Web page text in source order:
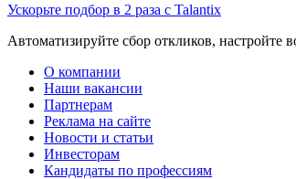
Ускорьте подбор в 2 раза с Talantix
Автоматизируйте сбор откликов, настройте
О компании
Наши вакансии
Партнерам
Реклама на сайте
Новости и статьи
Инвесторам
Кандидаты по профессиям